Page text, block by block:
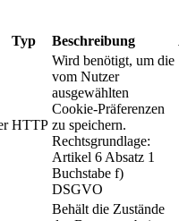
Typ Beschreibung
HTTP
Wird benötigt, um die
vom Nutzer
ausgewählten
Cookie-Präferenzen
zu speichern.
Rechtsgrundlage:
Artikel 6 Absatz 1
Buchstabe f)
DSGVO
Behält die Zustände